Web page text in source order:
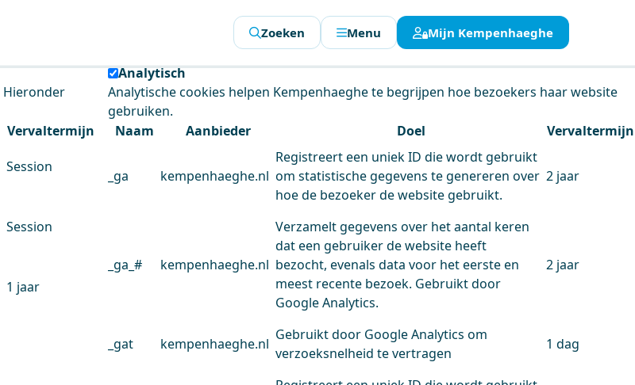
en het gebruiksgemak te verbeteren.
Hieronder
Vervaltermijn
Session
Session
1 jaar
Analytisch
Analytische cookies helpen Kempenhaeghe te begrijpen hoe bezoekers haar website
gebruiken.
Naam
Aanbieder Doel Vervaltermijn
_ga kempenhaeghe.nl
Registreert een uniek ID die wordt gebruikt
om statistische gegevens te genereren over
hoe de bezoeker de website gebruikt.
2 jaar
_ga_# kempenhaeghe.nl
Verzamelt gegevens over het aantal keren
dat een gebruiker de website heeft
bezocht, evenals data voor het eerste en
meest recente bezoek. Gebruikt door
Google Analytics.
2 jaar
_gat kempenhaeghe.nl
Gebruikt door Google Analytics om
verzoeksnelheid te vertragen
1 dag
Zoeken Menu Mijn Kempenhaeghe